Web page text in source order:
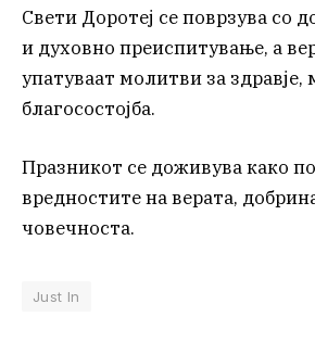
Свети Доротеј се поврзува со
и духовно преиспитување, а
упатуваат молитви за здравје,
благосостојба.
Празникот се доживува како
вредностите на верата,
човечноста.
Just In